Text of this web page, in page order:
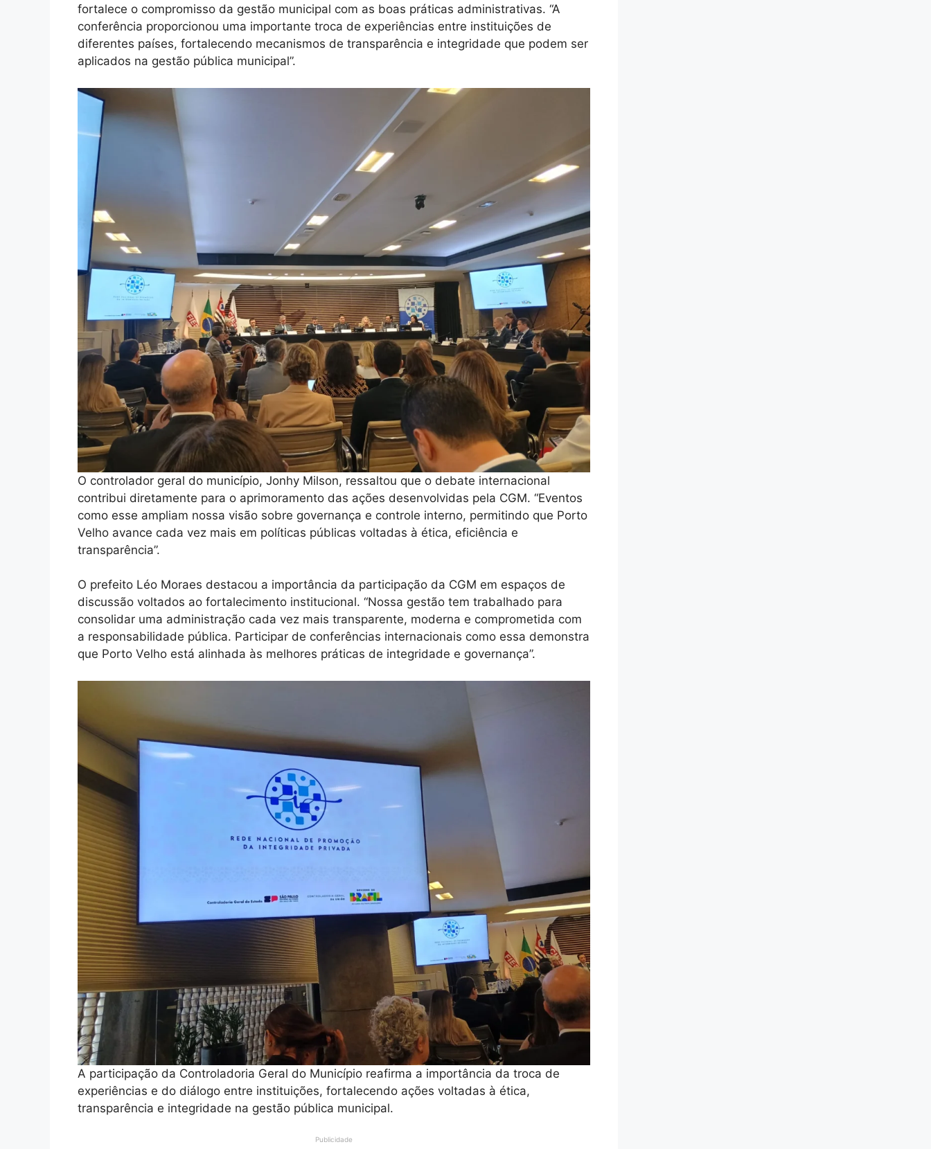
fortalece o compromisso da gestão municipal com as boas práticas administrativas. “A
conferência proporcionou uma importante troca de experiências entre instituições de
diferentes países, fortalecendo mecanismos de transparência e integridade que podem ser
aplicados na gestão pública municipal”.
O controlador geral do município, Jonhy Milson, ressaltou que o debate internacional
contribui diretamente para o aprimoramento das ações desenvolvidas pela CGM. “Eventos
como esse ampliam nossa visão sobre governança e controle interno, permitindo que Porto
Velho avance cada vez mais em políticas públicas voltadas à ética, eficiência e
transparência”.
O prefeito Léo Moraes destacou a importância da participação da CGM em espaços de
discussão voltados ao fortalecimento institucional. “Nossa gestão tem trabalhado para
consolidar uma administração cada vez mais transparente, moderna e comprometida com
a responsabilidade pública. Participar de conferências internacionais como essa demonstra
que Porto Velho está alinhada às melhores práticas de integridade e governança”.
A participação da Controladoria Geral do Município reafirma a importância da troca de
experiências e do diálogo entre instituições, fortalecendo ações voltadas à ética,
transparência e integridade na gestão pública municipal.
Publicidade